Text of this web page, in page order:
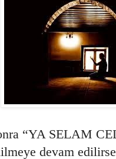
“YA SELAM
devam